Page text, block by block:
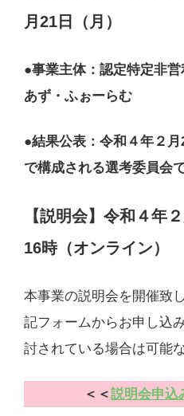
月21日（月）
●事業主体：認定特定非
あず・ふぉーらむ
●結果公表：令和４年２
で構成される選考委員会で
【説明会】令和４年
16時（オンライン）
本事業の説明会を開催致
記フォームからお申し込
討されている場合は可能
＜＜説明会申込